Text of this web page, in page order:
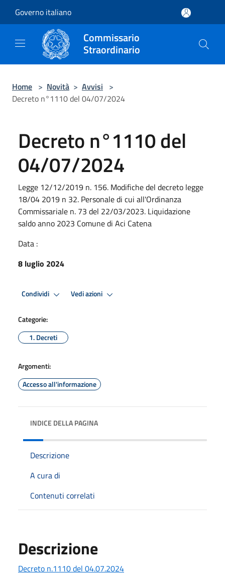
Governo italiano
Commissario
Straordinario
Home > Novità > Avvisi >
Decreto n°1110 del 04/07/2024
Decreto n°1110 del
04/07/2024
Legge 12/12/2019 n. 156. Modifiche del decreto legge
18/04 2019 n 32. Personale di cui all'Ordinanza
Commissariale n. 73 del 22/03/2023. Liquidazione
saldo anno 2023 Comune di Aci Catena
Data :
8 luglio 2024
Condividi Vedi azioni
Categorie:
1. Decreti
Argomenti:
Accesso all'informazione
INDICE DELLA PAGINA
Descrizione
A cura di
Contenuti correlati
Descrizione
Decreto n.1110 del 04.07.2024